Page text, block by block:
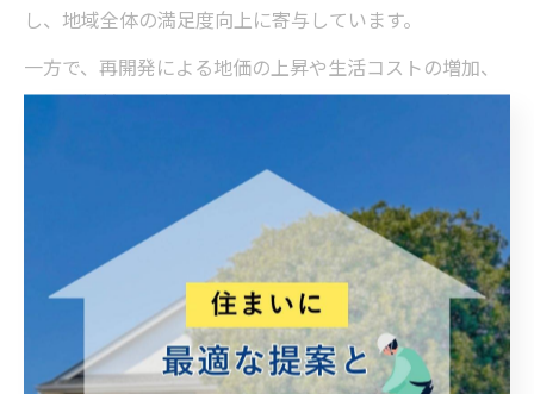
し、地域全体の満足度向上に寄与しています。
一方で、再開発による地価の上昇や生活コストの増加、
従来の街並みの変化に戸惑う声もあります。計画段階か
り組みが重要とされています。
知事室から発信される効果的な工事の意義
東京都知事室からは、効果的な工事の意義として「都民
の安全・安心の確保」と「持続可能な都市発展」が繰り
返し発信されています。都市の成長とともに多様化する